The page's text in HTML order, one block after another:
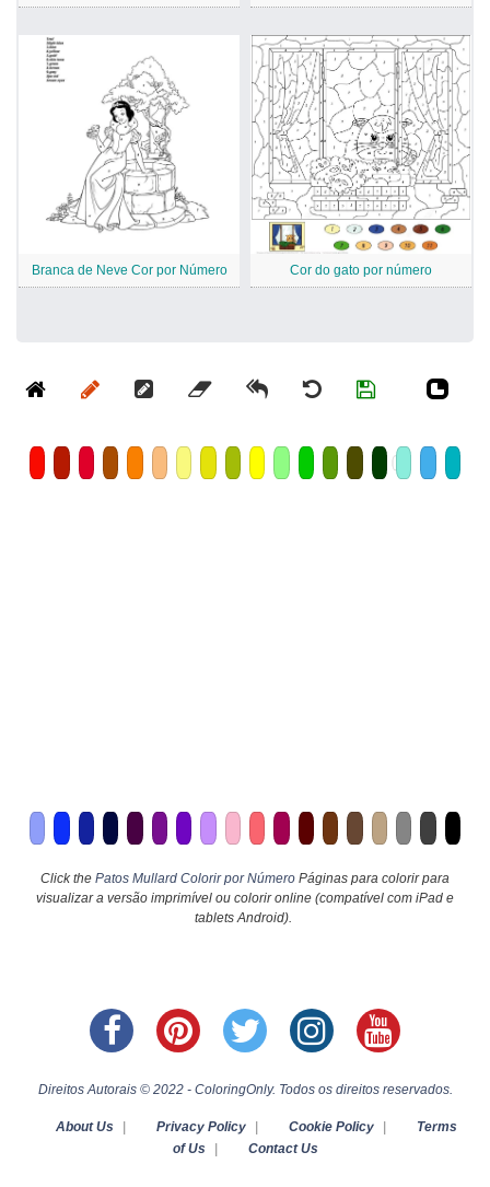
Branca de Neve Cor por Número Cor do gato por número
Click the Patos Mullard Colorir por Número Páginas para colorir para
visualizar a versão imprimível ou colorir online (compatível com iPad e
tablets Android).
Direitos Autorais © 2022 - ColoringOnly. Todos os direitos reservados.
About Us Privacy Policy Cookie Policy
Terms
of Us
Contact Us